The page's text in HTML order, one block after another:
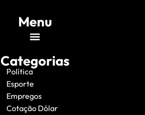
Menu
Categorias
Política
Esporte
Empregos
Cotação Dólar